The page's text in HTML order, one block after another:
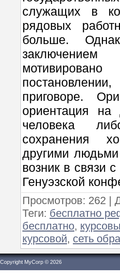
служащих в
рядовых
больше.
приговоре.
ориентация
человека
сохранения
другими
возник в связи
Генуэзской
Просмотров: 262 |
Теги: бесплатно
бесплатно,
курсовой, сеть
Copyright MyCorp © 2026